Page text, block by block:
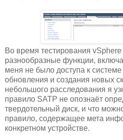
Во время тестирования
разнообразные функции,
меня не было доступа к
обновления и создания новых
небольшого расследования я
правило SATP не опознаёт
твердотельный диск, и что
правило, содержащее мета
конкретном устройстве.